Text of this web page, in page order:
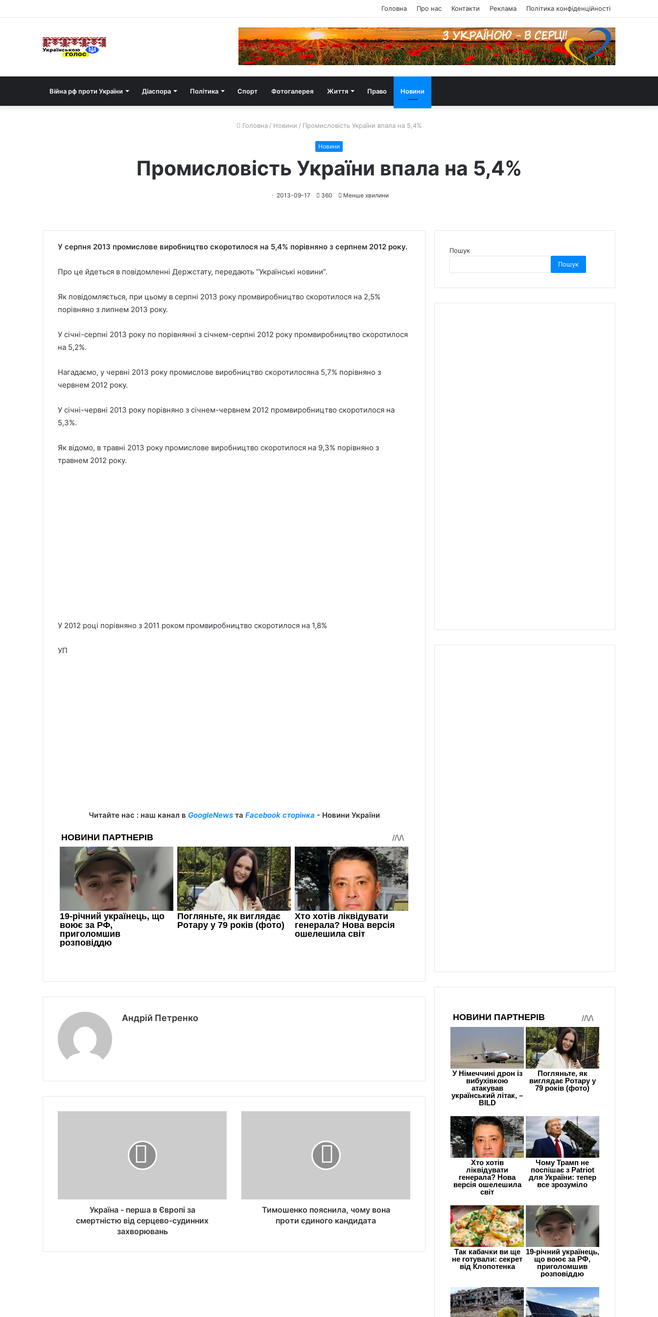
Головна Про нас Контакти Реклама Політика конфіденційності
Війна рф проти України Діаспора Політика Спорт Фотогалерея Життя Право Новини
Головна / Новини / Промисловість України впала на 5,4%
Новини
Промисловість України впала на 5,4%
2013-09-17 360 Менше хвилини
У серпня 2013 промислове виробництво скоротилося на 5,4% порівняно з серпнем 2012 року.
Про це йдеться в повідомленні Держстату, передають “Українські новини”.
Як повідомляється, при цьому в серпні 2013 року промвиробництво скоротилося на 2,5%
порівняно з липнем 2013 року.
У січні-серпні 2013 року по порівнянні з січнем-серпні 2012 року промвиробництво скоротилося
на 5,2%.
Нагадаємо, у червні 2013 року промислове виробництво скоротилосяна 5,7% порівняно з
червнем 2012 року.
У січні-червні 2013 року порівняно з січнем-червнем 2012 промвиробництво скоротилося на
5,3%.
Як відомо, в травні 2013 року промислове виробництво скоротилося на 9,3% порівняно з
травнем 2012 року.
У 2012 році порівняно з 2011 роком промвиробництво скоротилося на 1,8%
УП
Читайте нас : наш канал в GoogleNewsта Facebook сторінка - Новини України
Андрій Петренко
Україна - перша в Європі за
смертністю від серцево-судинних
захворювань
Тимошенко пояснила, чому вона
проти єдиного кандидата
Пошук
Пошук